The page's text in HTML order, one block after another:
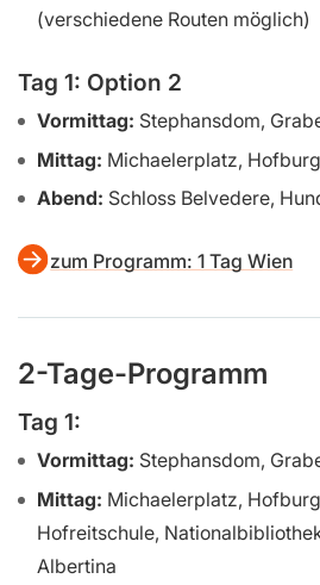
(verschiedene Routen möglich)
Tag 1: Option 2
Vormittag: Stephansdom,
Mittag: Michaelerplatz,
Abend: Schloss Belvedere,
zum Programm: 1 Tag Wien
2-Tage-Programm
Tag 1:
Vormittag: Stephansdom,
Mittag: Michaelerplatz,
Hofreitschule,
Albertina